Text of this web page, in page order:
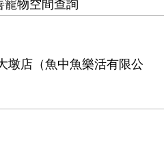
寵物空間查詢
墩店（魚中魚樂活有限公